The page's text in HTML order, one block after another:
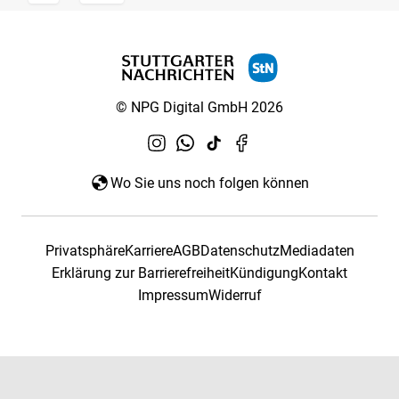
© NPG Digital GmbH 2026
Wo Sie uns noch folgen können
PrivatsphäreKarriereAGBDatenschutzMediadaten
Erklärung zur BarrierefreiheitKündigungKontakt
ImpressumWiderruf